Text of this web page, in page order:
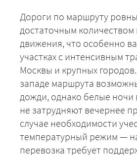
Дороги по маршруту
достаточным количеством
движения, что особенно
участках с интенсивным
Москвы и крупных
западе маршрута
дожди, однако белые ночи
не затрудняют вечернее
случае необходимости
температурный режим —
перевозка требует